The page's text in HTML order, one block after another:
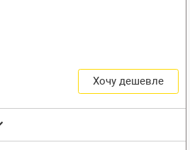
Хочу дешевле